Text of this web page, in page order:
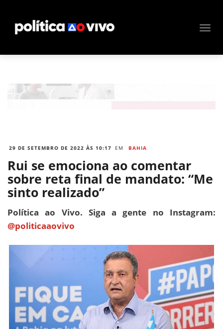
29 DE SETEMBRO DE 2022 ÀS 10:17 EM BAHIA
Rui se emociona ao comentar
sobre reta final de mandato: “Me
sinto realizado”
Política ao Vivo. Siga a gente no Instagram:
@politicaaovivo